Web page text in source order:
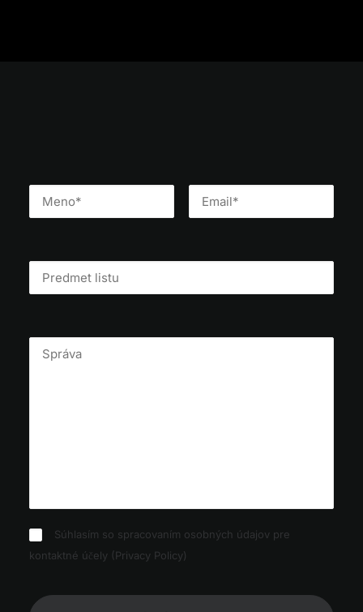
Die Grundlage eines einzigartigen Projekts ist
Informationen, einschließlich eines zeitlichen
Horizonts und des Projektbudgets bestimmen
Zusammenarbeit.
Súhlasím so spracovaním osobných údajov pre
kontaktné účely (Privacy Policy)